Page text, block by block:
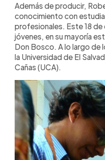
Además de producir,
conocimiento con
profesionales. Este 18 de
jóvenes, en su mayoría
Don Bosco. A lo largo de
la Universidad de El
Cañas (UCA).